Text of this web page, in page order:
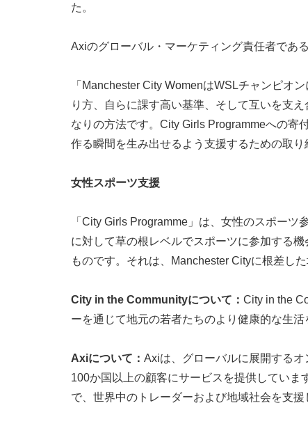
た。
Axiのグローバル・マーケティング責任者であ
「Manchester City WomenはWSLチャンピオ
り方、自らに課す高い基準、そして互いを支
なりの方法です。City Girls Programmeへの寄
作る瞬間を生み出せるよう支援するための取り
女性スポーツ支援
「City Girls Programme」は、女性のスポー
に対して草の根レベルでスポーツに参加する
ものです。それは、Manchester Cityに根差し
City in the Communityについて： City in the
ーを通じて地元の若者たちのより健康的な生活
Axiについて： Axiは、グローバルに展開する
100か国以上の顧客にサービスを提供してい
で、世界中のトレーダーおよび地域社会を支援